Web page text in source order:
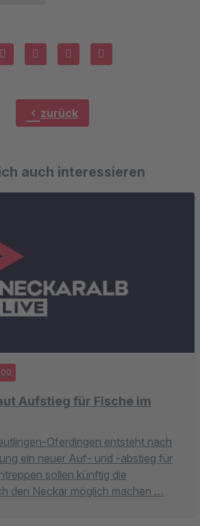
chevron_left zurück
auch interessieren
Aufstieg für Fische im
Oferdingen entsteht nach
ein neuer Auf- und -abstieg für
sollen künftig die
den Neckar möglich machen …